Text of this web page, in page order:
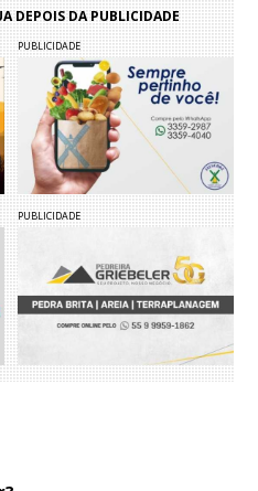
DEPOIS DA PUBLICIDADE
PUBLICIDADE
PUBLICIDADE